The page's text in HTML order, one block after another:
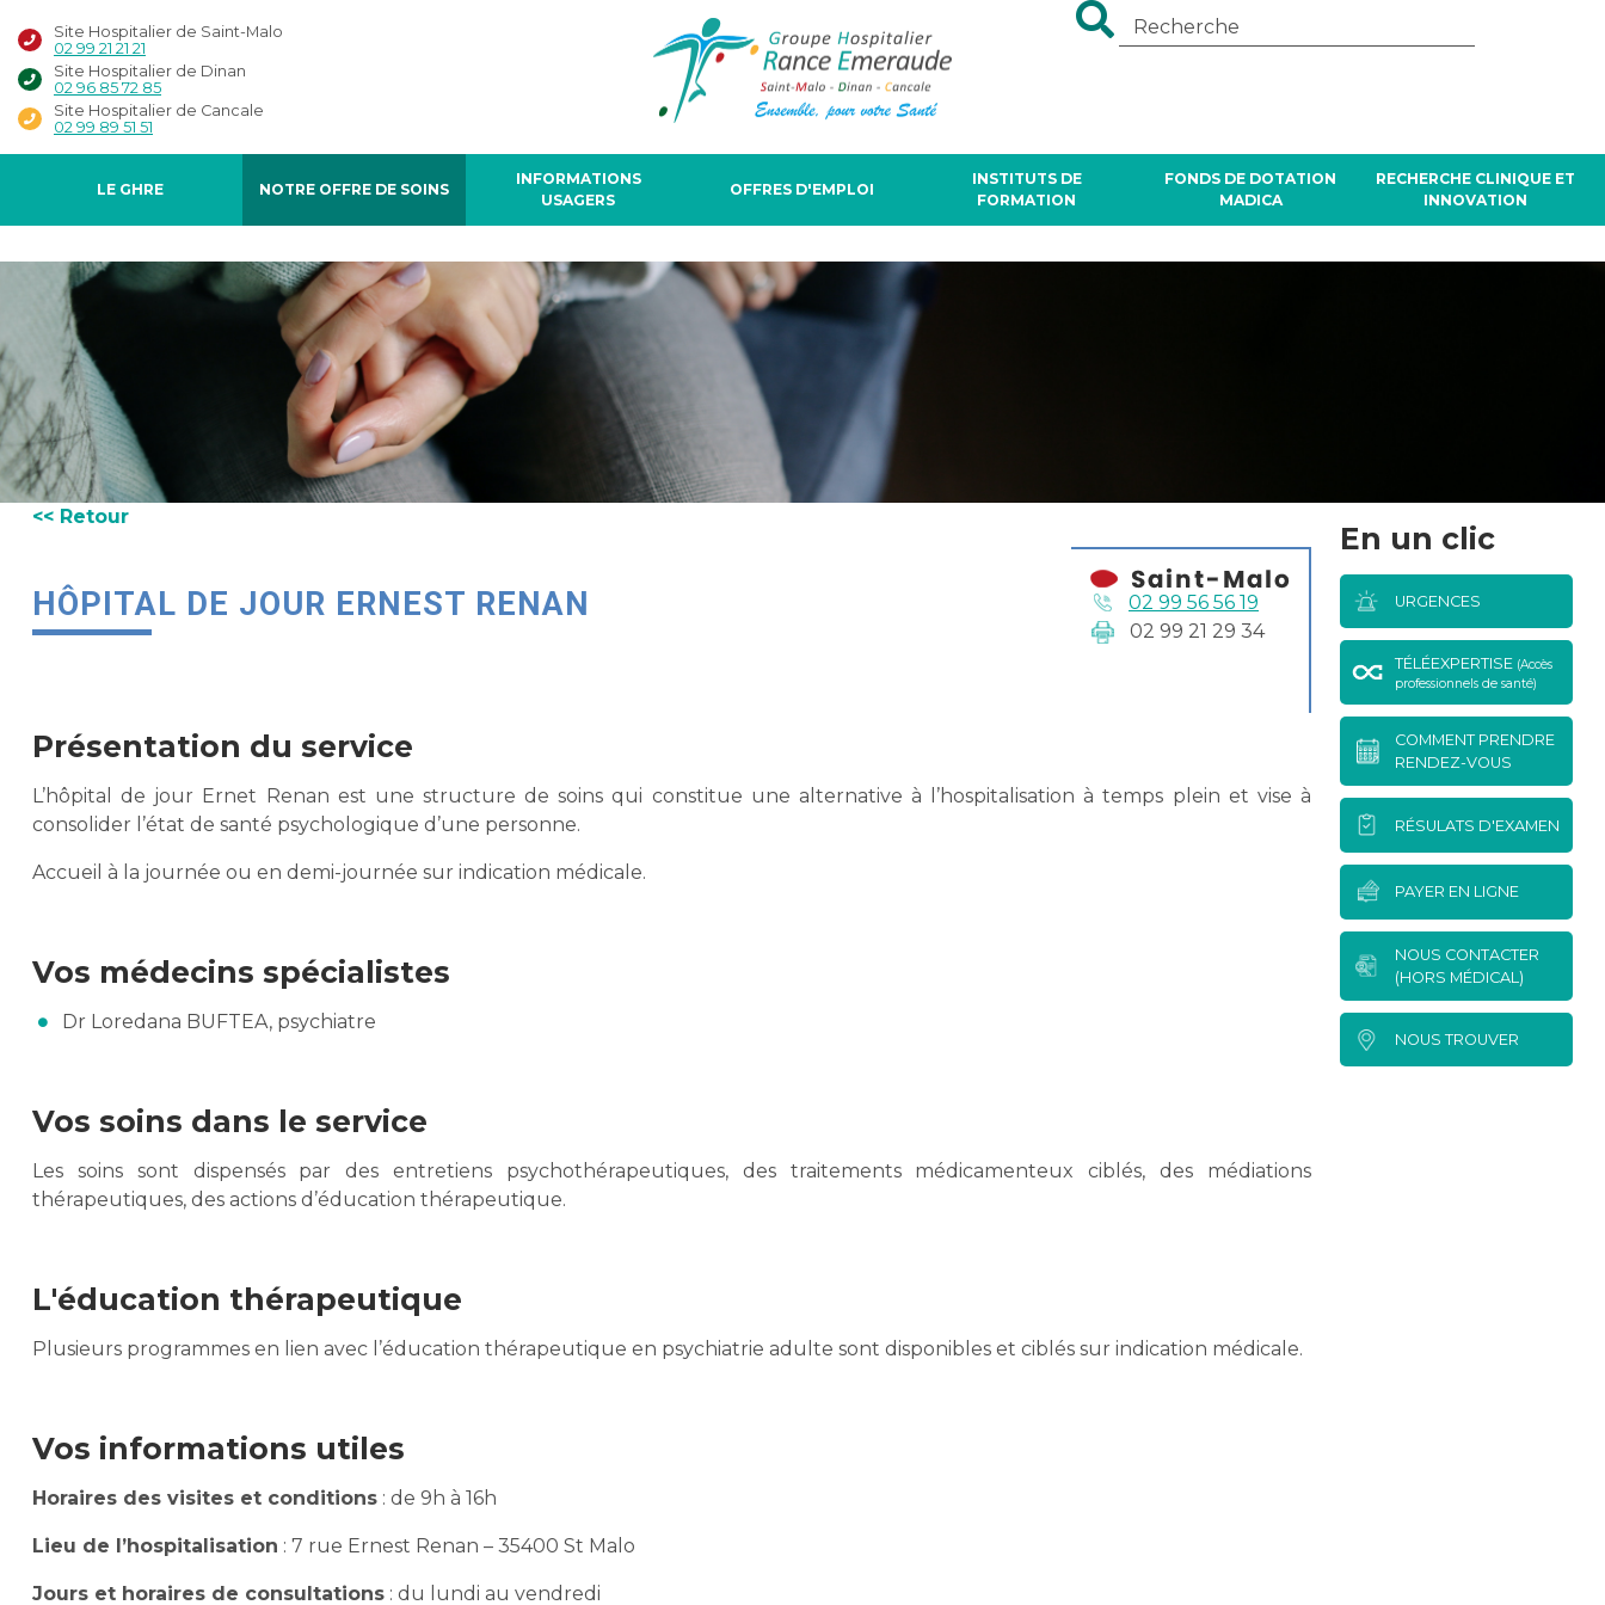
Site Hospitalier de Saint-Malo
02 99 21 21 21
Site Hospitalier de Dinan
02 96 85 72 85
Site Hospitalier de Cancale
02 99 89 51 51
LE GHRE NOTRE OFFRE DE SOINS
INFORMATIONS
USAGERS
OFFRES D'EMPLOI
INSTITUTS DE
FORMATION
FONDS DE DOTATION
MADICA
RECHERCHE CLINIQUE ET
INNOVATION
<< Retour
HÔPITAL DE JOUR ERNEST RENAN
02 99 56 56 19
02 99 21 29 34
Présentation du service
L’hôpital de jour Ernet Renan est une structure de soins qui constitue une alternative à l’hospitalisation à temps plein et vise à
consolider l’état de santé psychologique d’une personne.
Accueil à la journée ou en demi-journée sur indication médicale.
Vos médecins spécialistes
Dr Loredana BUFTEA, psychiatre
Vos soins dans le service
Les soins sont dispensés par des entretiens psychothérapeutiques, des traitements médicamenteux ciblés, des médiations
thérapeutiques, des actions d’éducation thérapeutique.
L'éducation thérapeutique
Plusieurs programmes en lien avec l’éducation thérapeutique en psychiatrie adulte sont disponibles et ciblés sur indication médicale.
Vos informations utiles
Horaires des visites et conditions : de 9h à 16h
Lieu de l’hospitalisation : 7 rue Ernest Renan – 35400 St Malo
Jours et horaires de consultations : du lundi au vendredi
En un clic
URGENCES
TÉLÉEXPERTISE (Accès
professionnels de santé)
COMMENT PRENDRE
RENDEZ-VOUS
RÉSULATS D'EXAMEN
PAYER EN LIGNE
NOUS CONTACTER
(HORS MÉDICAL)
NOUS TROUVER